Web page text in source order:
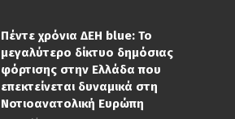
Πέντε χρόνια ΔΕΗ blue: Το
μεγαλύτερο δίκτυο δημόσιας
φόρτισης στην Ελλάδα που
επεκτείνεται δυναμικά στη
Νοτιοανατολική Ευρώπη